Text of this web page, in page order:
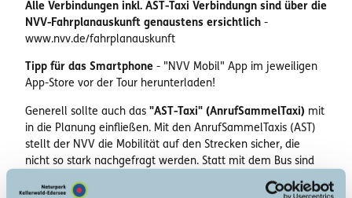
Alle Verbindungen inkl. AST-Taxi Verbindungn sind über die
NVV-Fahrplanauskunft genaustens ersichtlich -
www.nvv.de/fahrplanauskunft
Tipp für das Smartphone - "NVV Mobil" App im jeweiligen
App-Store vor der Tour herunterladen!
Generell sollte auch das "AST-Taxi" (AnrufSammelTaxi) mit
in die Planung einfließen. Mit den AnrufSammelTaxis (AST)
stellt der NVV die Mobilität auf den Strecken sicher, die
nicht so stark nachgefragt werden. Statt mit dem Bus sind
Sie hier in normalen Taxen oder Mietwagen unterwegs.
Auch AST haben feste Fahrplanzeiten – Sie müssen lediglich